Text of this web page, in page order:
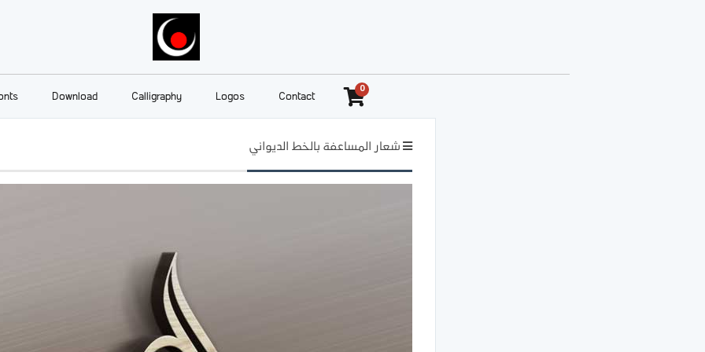
Download Calligraphy Logos Contact
0
شعار المساعفة بالخط الديواني